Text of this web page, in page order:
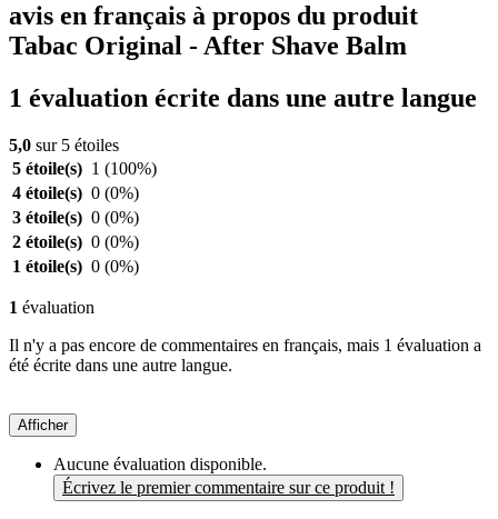
avis en français à propos du produit
Tabac Original - After Shave Balm
1 évaluation écrite dans une autre langue
5,0 sur 5 étoiles
5 étoile(s) 1 (100%)
4 étoile(s) 0 (0%)
3 étoile(s) 0 (0%)
2 étoile(s) 0 (0%)
1 étoile(s) 0 (0%)
1 évaluation
Il n'y a pas encore de commentaires en français, mais 1 évaluation a
été écrite dans une autre langue.
Afficher
Aucune évaluation disponible.
Écrivez le premier commentaire sur ce produit !